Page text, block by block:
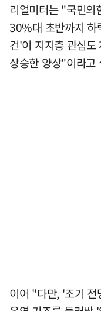
리얼미터는 "국민의
30%대 초반까지 하
건'이 지지층 관심도
상승한 양상"이라고
이어 "다만, '조기 전